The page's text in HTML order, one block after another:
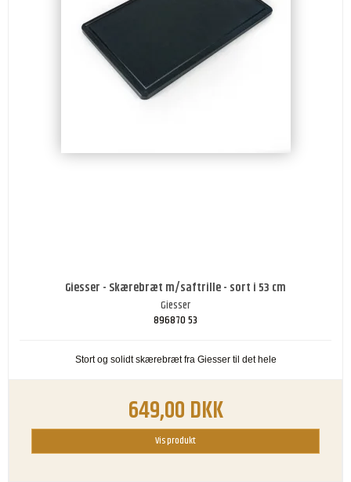
Giesser - Skærebræt m/saftrille - sort i 53 cm
Giesser
896870 53
Stort og solidt skærebræt fra Giesser til det hele
649,00 DKK
Vis produkt